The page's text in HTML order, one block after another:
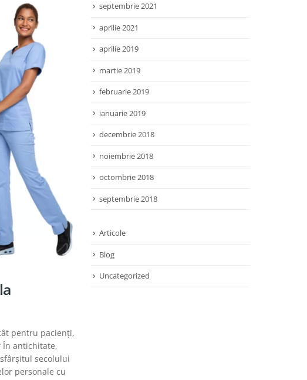
pentru pacienți,
În antichitate,
secolului
personale cu
septembrie 2021
aprilie 2021
aprilie 2019
martie 2019
februarie 2019
ianuarie 2019
decembrie 2018
noiembrie 2018
octombrie 2018
septembrie 2018
Articole
Blog
Uncategorized